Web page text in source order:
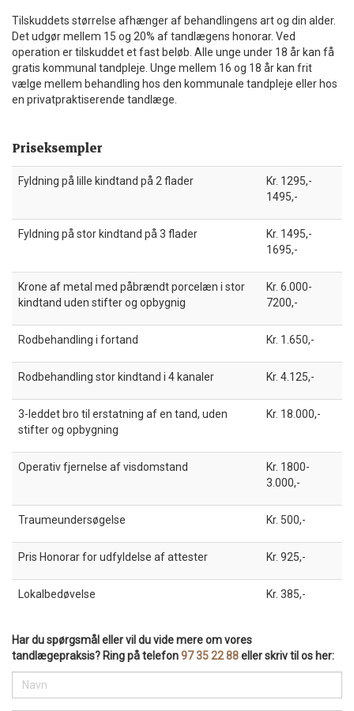
Tilskuddets størrelse afhænger af behandlingens art og din alder.
Det udgør mellem 15 og 20% af tandlægens honorar. Ved
operation er tilskuddet et fast beløb. Alle unge under 18 år kan få
gratis kommunal tandpleje. Unge mellem 16 og 18 år kan frit
vælge mellem behandling hos den kommunale tandpleje eller hos
en privatpraktiserende tandlæge.
Priseksempler
Fyldning på lille kindtand på 2 flader
Kr. 1295,-
1495,-
Fyldning på stor kindtand på 3 flader
Kr. 1495,-
1695,-
Krone af metal med påbrændt porcelæn i stor
kindtand uden stifter og opbygnig
Kr. 6.000-
7200,-
Rodbehandling i fortand Kr. 1.650,-
Rodbehandling stor kindtand i 4 kanaler Kr. 4.125,-
3-leddet bro til erstatning af en tand, uden
stifter og opbygning
Kr. 18.000,-
Operativ fjernelse af visdomstand
Kr. 1800-
3.000,-
Traumeundersøgelse Kr. 500,-
Pris Honorar for udfyldelse af attester Kr. 925,-
Lokalbedøvelse Kr. 385,-
Har du spørgsmål eller vil du vide mere om vores
tandlægepraksis? Ring på telefon97 35 22 88eller skriv til os her: